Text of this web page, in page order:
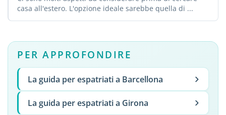
casa all'estero. L'opzione ideale sarebbe quella di ...
PER APPROFONDIRE
La guida per espatriati a Barcellona
La guida per espatriati a Girona